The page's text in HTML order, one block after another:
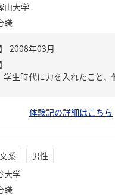
山大学
職
学生時代に力を入れたこと、
体験記の詳細はこちら
文系
男性
大学
職